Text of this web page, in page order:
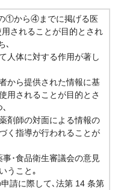
①から④までに掲げる医
されることが目的とされ
､
人体に対する作用が著し
から提供された情報に基
用されることが目的とさ
剤師の対面による情報の
く指導が行われることが
･食品衛生審議会の意見
うこと｡
請に際して､法第 14 条第